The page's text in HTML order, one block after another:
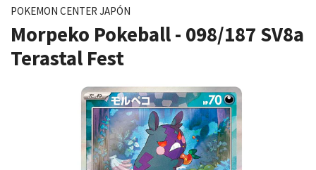
POKEMON CENTER JAPÓN
Morpeko Pokeball - 098/187 SV8a
Terastal Fest